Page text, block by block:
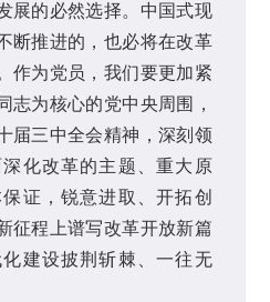
展的必然选择。中国式现
断推进的，也必将在改革
作为党员，我们要更加紧
志为核心的党中央周围，
届三中全会精神，深刻领
化改革的主题、重大原
证，锐意进取、开拓创
征程上谱写改革开放新篇
建设披荆斩棘、一往无